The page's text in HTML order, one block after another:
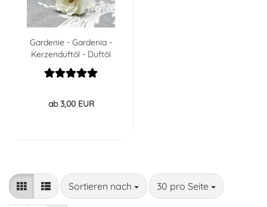
Gardenie - Gardenia -
Kerzenduftöl - Duftöl
ab 3,00 EUR
Sortieren nach
Sortieren nach 30 pro Seite
pro Seite